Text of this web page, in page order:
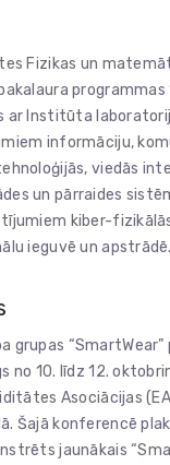
Fizikas un
programmas
ar Institūta
informāciju,
viedās
un pārraides
kiber-
ieguvē un apstrādē.
grupas
no 10. līdz 12.
Asociācijas
Šajā konferencē
jaunākais